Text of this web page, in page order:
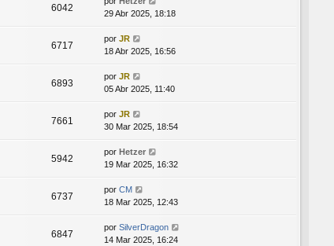
6042
29 Abr 2025, 18:18
6717
por JR
18 Abr 2025, 16:56
6893
por JR
05 Abr 2025, 11:40
7661
por JR
30 Mar 2025, 18:54
5942
por Hetzer
19 Mar 2025, 16:32
6737
por CM
18 Mar 2025, 12:43
6847
por SilverDragon
14 Mar 2025, 16:24